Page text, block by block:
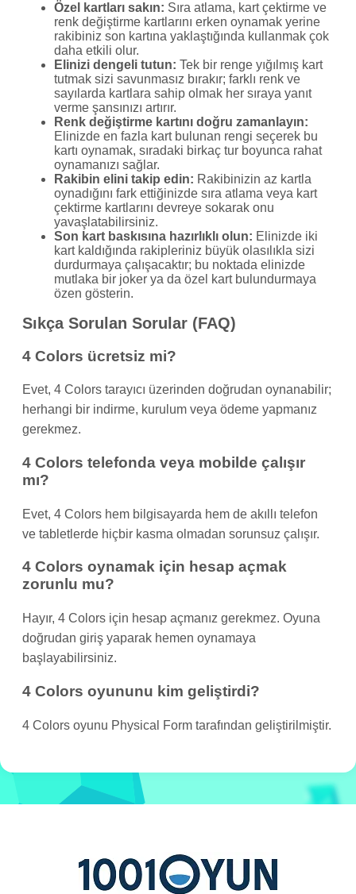
Özel kartları sakın: Sıra atlama, kart çektirme ve
renk değiştirme kartlarını erken oynamak yerine
rakibiniz son kartına yaklaştığında kullanmak çok
daha etkili olur.
Elinizi dengeli tutun: Tek bir renge yığılmış kart
tutmak sizi savunmasız bırakır; farklı renk ve
sayılarda kartlara sahip olmak her sıraya yanıt
verme şansınızı artırır.
Renk değiştirme kartını doğru zamanlayın:
Elinizde en fazla kart bulunan rengi seçerek bu
kartı oynamak, sıradaki birkaç tur boyunca rahat
oynamanızı sağlar.
Rakibin elini takip edin: Rakibinizin az kartla
oynadığını fark ettiğinizde sıra atlama veya kart
çektirme kartlarını devreye sokarak onu
yavaşlatabilirsiniz.
Son kart baskısına hazırlıklı olun: Elinizde iki
kart kaldığında rakipleriniz büyük olasılıkla sizi
durdurmaya çalışacaktır; bu noktada elinizde
mutlaka bir joker ya da özel kart bulundurmaya
özen gösterin.
Sıkça Sorulan Sorular (FAQ)
4 Colors ücretsiz mi?
Evet, 4 Colors tarayıcı üzerinden doğrudan oynanabilir;
herhangi bir indirme, kurulum veya ödeme yapmanız
gerekmez.
4 Colors telefonda veya mobilde çalışır
mı?
Evet, 4 Colors hem bilgisayarda hem de akıllı telefon
ve tabletlerde hiçbir kasma olmadan sorunsuz çalışır.
4 Colors oynamak için hesap açmak
zorunlu mu?
Hayır, 4 Colors için hesap açmanız gerekmez. Oyuna
doğrudan giriş yaparak hemen oynamaya
başlayabilirsiniz.
4 Colors oyununu kim geliştirdi?
4 Colors oyunu Physical Form tarafından geliştirilmiştir.